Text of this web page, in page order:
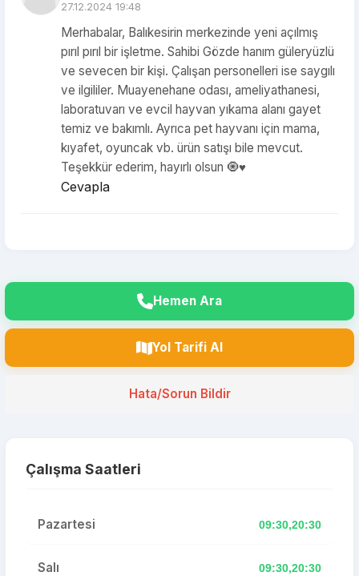
27.12.2024 19:48
Merhabalar, Balıkesirin merkezinde yeni açılmış
pırıl pırıl bir işletme. Sahibi Gözde hanım güleryüzlü
ve sevecen bir kişi. Çalışan personelleri ise saygılı
ve ilgililer. Muayenehane odası, ameliyathanesi,
laboratuvarı ve evcil hayvan yıkama alanı gayet
temiz ve bakımlı. Ayrıca pet hayvanı için mama,
kıyafet, oyuncak vb. ürün satışı bile mevcut.
Teşekkür ederim, hayırlı olsun 🧿♥️
Cevapla
Hemen Ara
Yol Tarifi Al
Hata/Sorun Bildir
Çalışma Saatleri
Pazartesi 09:30,20:30
Salı 09:30,20:30